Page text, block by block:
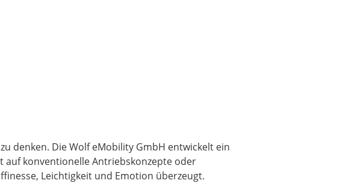
denken. Die Wolf eMobility GmbH entwickelt ein
auf konventionelle Antriebskonzepte oder
Leichtigkeit und Emotion überzeugt.